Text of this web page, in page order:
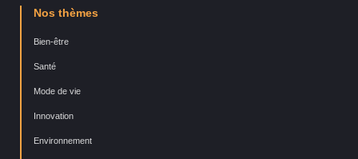
Nos thèmes
Bien-être
Santé
Mode de vie
Innovation
Environnement